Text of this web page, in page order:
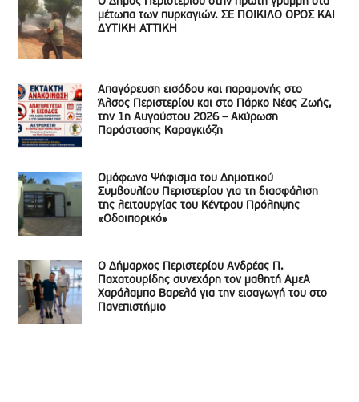
μέτωπα των πυρκαγιών. ΣΕ ΠΟΙΚΙΛΟ ΟΡΟΣ ΚΑΙ
ΔΥΤΙΚΗ ΑΤΤΙΚΗ
Απαγόρευση εισόδου και παραμονής στο
Άλσος Περιστερίου και στο Πάρκο Νέας Ζωής,
την 1η Αυγούστου 2026 – Ακύρωση
Παράστασης Καραγκιόζη
Ομόφωνο Ψήφισμα του Δημοτικού
Συμβουλίου Περιστερίου για τη διασφάλιση
της λειτουργίας του Κέντρου Πρόληψης
«Οδοιπορικό»
Ο Δήμαρχος Περιστερίου Ανδρέας Π.
Παχατουρίδης συνεχάρη τον μαθητή ΑμεΑ
Χαράλαμπο Βαρελά για την εισαγωγή του στο
Πανεπιστήμιο